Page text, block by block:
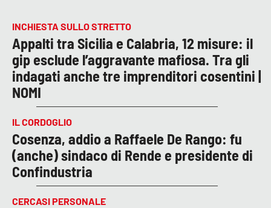
INCHIESTA SULLO STRETTO
Appalti tra Sicilia e Calabria, 12 misure: il
gip esclude l’aggravante mafiosa. Tra gli
indagati anche tre imprenditori cosentini |
NOMI
IL CORDOGLIO
Cosenza, addio a Raffaele De Rango: fu
(anche) sindaco di Rende e presidente di
Confindustria
CERCASI PERSONALE